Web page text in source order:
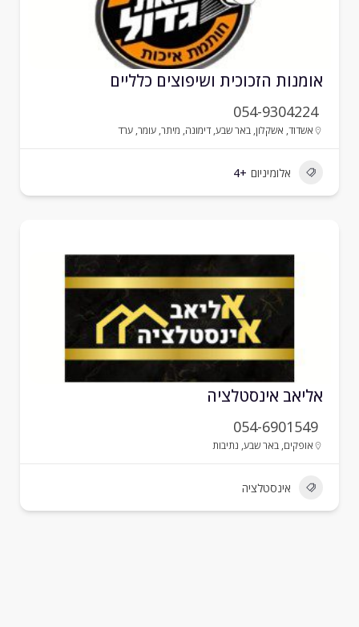
הזכוכית ושיפוצים כלליים
054-9304224
אשקלון,באר שבע,דימונה,מיתר,עומר,ערד
אלומיניום +4
אינסטלציה
054-6901549
,באר שבע,נתיבות
אינסטלציה